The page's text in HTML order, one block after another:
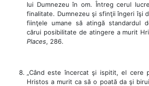
lui Dumnezeu în om. Întreg cerul
finalitate. Dumnezeu şi sfinţii îngeri îşi
fiinţele umane să atingă standardul
cărui posibilitate de atingere a murit
Places, 286.
„Când este încercat şi ispitit, el cere
Hristos a murit ca să o poată da şi